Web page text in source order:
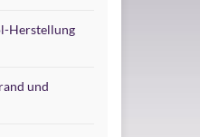
Herstellung
und